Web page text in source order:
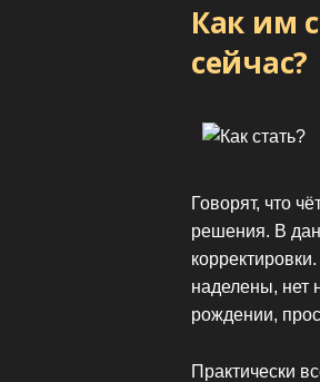
Как им
сейчас?
Говорят, что
решения. В
наделены, нет
рождении,
Практически